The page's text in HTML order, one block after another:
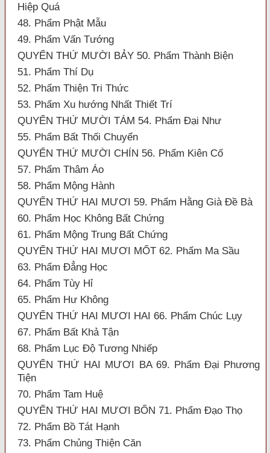
Hiệp Quá
48. Phẩm Phật Mẫu
49. Phẩm Vấn Tướng
QUYỂN THỨ MƯỜI BẢY 50. Phẩm Thành Biện
51. Phẩm Thí Dụ
52. Phẩm Thiện Tri Thức
53. Phẩm Xu hướng Nhất Thiết Trí
QUYỂN THỨ MƯỜI TÁM 54. Phẩm Đại Như
55. Phẩm Bất Thối Chuyển
QUYỂN THỨ MƯỜI CHÍN 56. Phẩm Kiên Cố
57. Phẩm Thâm Áo
58. Phẩm Mộng Hành
QUYỂN THỨ HAI MƯƠI 59. Phẩm Hằng Già Đề Bà
60. Phẩm Học Không Bất Chứng
61. Phẩm Mộng Trung Bất Chứng
QUYỂN THỨ HAI MƯƠI MỐT 62. Phẩm Ma Sầu
63. Phẩm Đẳng Học
64. Phẩm Tùy Hỉ
65. Phẩm Hư Không
QUYỂN THỨ HAI MƯƠI HAI 66. Phẩm Chúc Lụy
67. Phẩm Bất Khả Tận
68. Phẩm Lục Độ Tương Nhiếp
QUYỂN THỨ HAI MƯƠI BA 69. Phẩm Đại Phương
Tiện
70. Phẩm Tam Huệ
QUYỂN THỨ HAI MƯƠI BỐN 71. Phẩm Đạo Thọ
72. Phẩm Bồ Tát Hạnh
73. Phẩm Chủng Thiện Căn